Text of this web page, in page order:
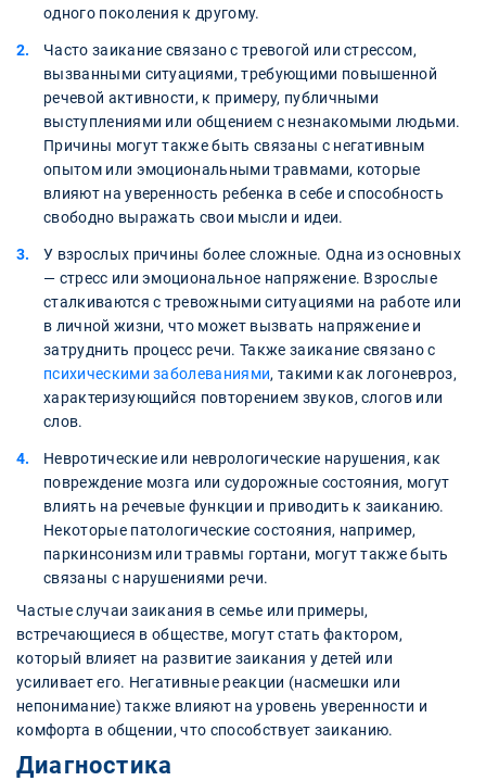
одного поколения к другому.
Часто заикание связано с тревогой или стрессом,
вызванными ситуациями, требующими повышенной
речевой активности, к примеру, публичными
выступлениями или общением с незнакомыми людьми.
Причины могут также быть связаны с негативным
опытом или эмоциональными травмами, которые
влияют на уверенность ребенка в себе и способность
свободно выражать свои мысли и идеи.
У взрослых причины более сложные. Одна из основных
— стресс или эмоциональное напряжение. Взрослые
сталкиваются с тревожными ситуациями на работе или
в личной жизни, что может вызвать напряжение и
затруднить процесс речи. Также заикание связано с
психическими заболеваниями, такими как логоневроз,
характеризующийся повторением звуков, слогов или
слов.
Невротические или неврологические нарушения, как
повреждение мозга или судорожные состояния, могут
влиять на речевые функции и приводить к заиканию.
Некоторые патологические состояния, например,
паркинсонизм или травмы гортани, могут также быть
связаны с нарушениями речи.
Частые случаи заикания в семье или примеры,
встречающиеся в обществе, могут стать фактором,
который влияет на развитие заикания у детей или
усиливает его. Негативные реакции (насмешки или
непонимание) также влияют на уровень уверенности и
комфорта в общении, что способствует заиканию.
Диагностика